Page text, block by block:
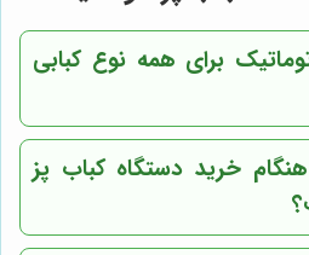
برای همه نوع کبابی
خرید دستگاه کباب پز